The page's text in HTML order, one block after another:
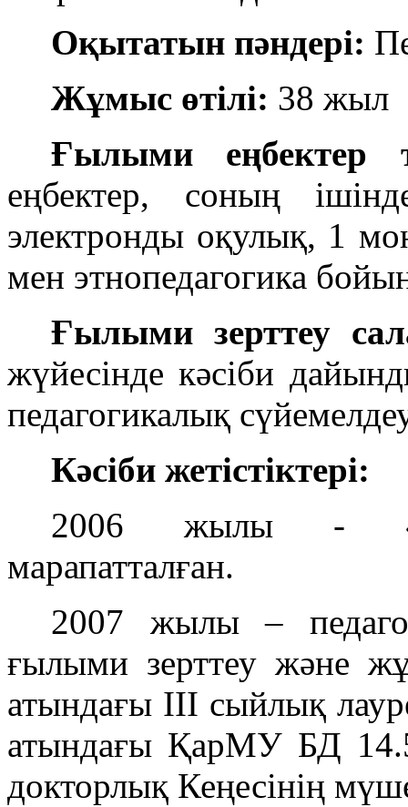
Оқытатын пәндері:
Жұмыс өтілі: 38 жыл
Ғылыми еңбектер
еңбектер, соның
электронды оқулық, 1
мен этнопедагогика
Ғылыми зерттеу
жүйесінде кәсіби
педагогикалық
Кәсіби жетістіктері:
2006 жылы -
марапатталған.
2007 жылы –
ғылыми зерттеу және
атындағы ІІІ сыйлық
атындағы ҚарМУ БД
докторлық Кеңесінің